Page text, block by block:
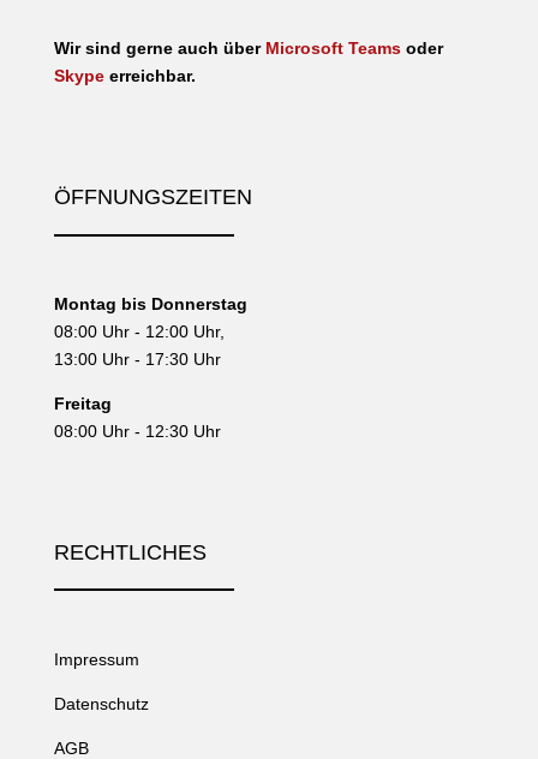
Wir sind gerne auch über Microsoft Teamsoder
Skypeerreichbar.
ÖFFNUNGSZEITEN
Montag bis Donnerstag
08:00 Uhr - 12:00 Uhr,
13:00 Uhr - 17:30 Uhr
Freitag
08:00 Uhr - 12:30 Uhr
RECHTLICHES
Impressum
Datenschutz
AGB